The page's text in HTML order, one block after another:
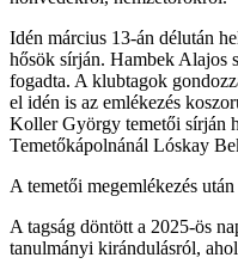
Idén március 13-án délután
hősök sírján. Hambek Alajos
fogadta. A klubtagok
el idén is az emlékezés
Koller György temetői sírján
Temetőkápolnánál Lóskay
A temetői megemlékezés
A tagság döntött a 2025-ös
tanulmányi kirándulásról,